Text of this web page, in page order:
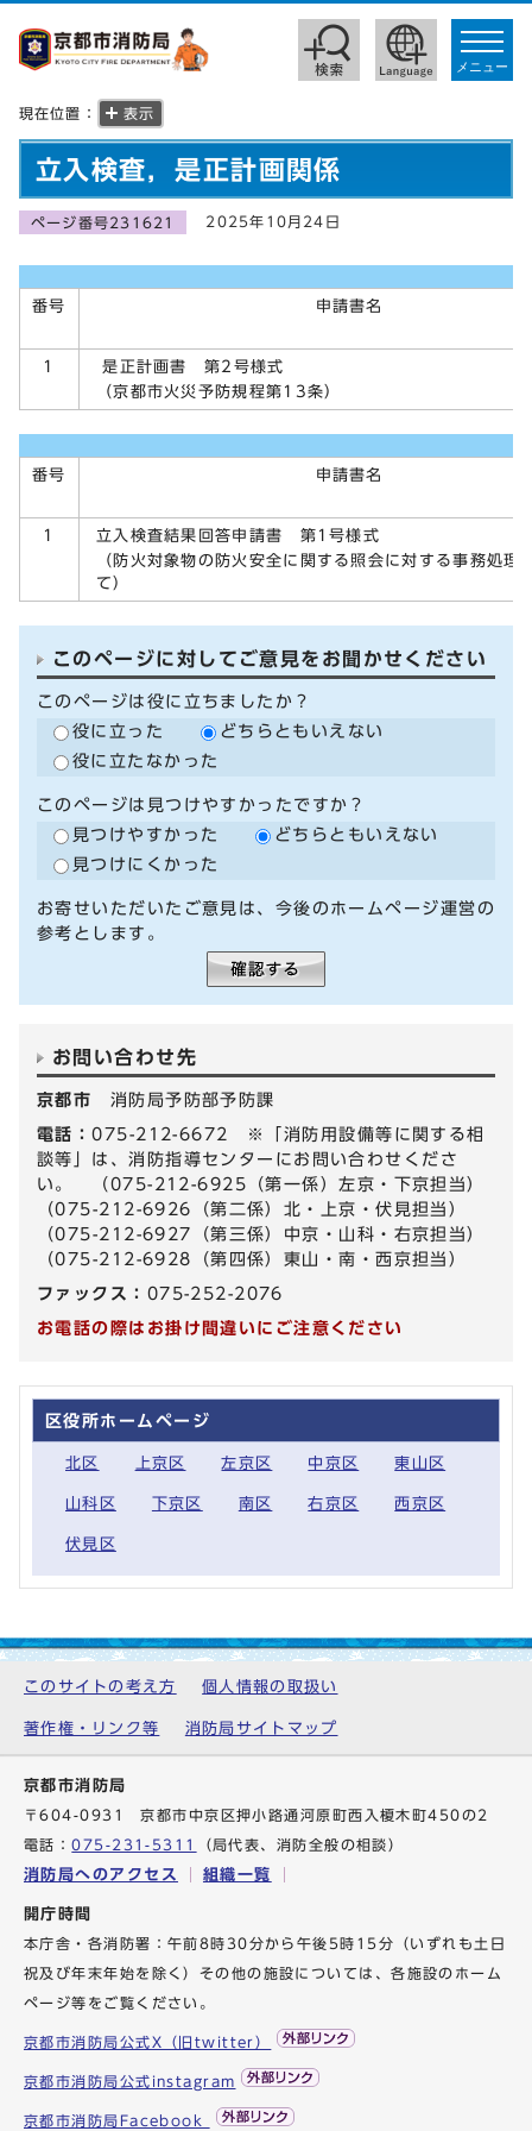
toggle
メニュー
現在位置： 表示
立入検査，是正計画関係
ページ番号231621 2025年10月24日
番号 申請書名
1
是正計画書 第2号様式
（京都市火災予防規程第13条）
番号 申請書名
1
立入検査結果回答申請書 第1号様式
（防火対象物の防火安全に関する照会に対する事務処理
て）
このページに対してご意見をお聞かせください
このページは役に立ちましたか？
役に立った
どちらともいえない
役に立たなかった
このページは見つけやすかったですか？
見つけやすかった
どちらともいえない
見つけにくかった
お寄せいただいたご意見は、今後のホームページ運営の
参考とします。
お問い合わせ先
京都市 消防局予防部予防課
電話：075-212-6672 ※「消防用設備等に関する相
談等」は、消防指導センターにお問い合わせくださ
い。 （075-212-6925（第一係）左京・下京担当）
（075-212-6926（第二係）北・上京・伏見担当）
（075-212-6927（第三係）中京・山科・右京担当）
（075-212-6928（第四係）東山・南・西京担当）
ファックス： 075-252-2076
お電話の際はお掛け間違いにご注意ください
区役所ホームページ
北区 上京区 左京区 中京区 東山区
山科区 下京区 南区 右京区 西京区
伏見区
このサイトの考え方 個人情報の取扱い
著作権・リンク等 消防局サイトマップ
京都市消防局
〒604-0931 京都市中京区押小路通河原町西入榎木町450の2
電話：075-231-5311 （局代表、消防全般の相談）
消防局へのアクセス 組織一覧
開庁時間
本庁舎・各消防署：午前8時30分から午後5時15分（いずれも土日
祝及び年末年始を除く）その他の施設については、各施設のホーム
ページ等をご覧ください。
京都市消防局公式X（旧twitter）
京都市消防局公式instagram
京都市消防局Facebook